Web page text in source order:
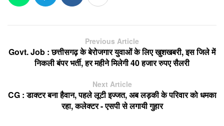
Previous Article
Govt. Job : छत्तीसगढ़ के बेरोजगार युवाओं के लिए खुशखबरी, इस जिले में
निकली बंपर भर्ती, हर महीने मिलेगी 40 हजार रुपए सैलरी
Next Article
CG : डाक्टर बना हैवान, पहले लूटी इज्जत, अब लड़की के परिवार को धमका
रहा, कलेक्टर - एसपी से लगायी गुहार